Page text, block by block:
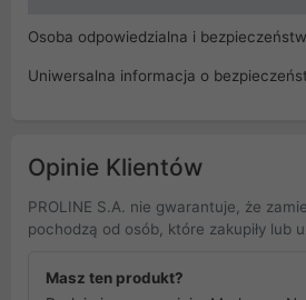
Osoba odpowiedzialna i
Uniwersalna informacja o
Opinie Klientów
PROLINE S.A. nie gwarantuje, że
pochodzą od osób, które zakupiły lub
Masz ten produkt?